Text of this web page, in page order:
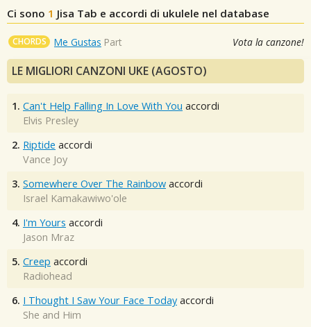
Ci sono 1 Jisa Tab e accordi di ukulele nel database
CHORDS Me Gustas Part Vota la canzone!
LE MIGLIORI CANZONI UKE (AGOSTO)
1. Can't Help Falling In Love With You accordi
Elvis Presley
2. Riptide accordi
Vance Joy
3. Somewhere Over The Rainbow accordi
Israel Kamakawiwo'ole
4. I'm Yours accordi
Jason Mraz
5. Creep accordi
Radiohead
6. I Thought I Saw Your Face Today accordi
She and Him